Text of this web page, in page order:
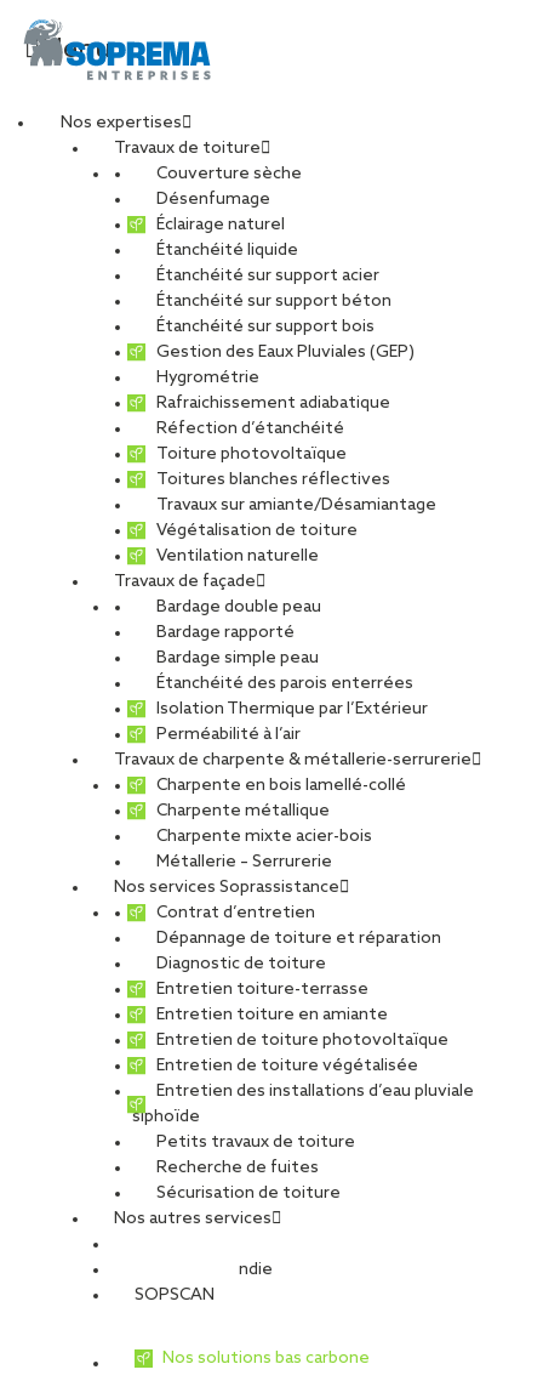
Menu
Nos expertises
Travaux de toiture
Couverture sèche
Désenfumage
Éclairage naturel
Étanchéité liquide
Étanchéité sur support acier
Étanchéité sur support béton
Étanchéité sur support bois
Gestion des Eaux Pluviales (GEP)
Hygrométrie
Rafraichissement adiabatique
Réfection d’étanchéité
Toiture photovoltaïque
Toitures blanches réflectives
Travaux sur amiante/Désamiantage
Végétalisation de toiture
Ventilation naturelle
Travaux de façade
Bardage double peau
Bardage rapporté
Bardage simple peau
Étanchéité des parois enterrées
Isolation Thermique par l’Extérieur
Perméabilité à l’air
Travaux de charpente & métallerie-serrurerie
Charpente en bois lamellé-collé
Charpente métallique
Charpente mixte acier-bois
Métallerie – Serrurerie
Nos services Soprassistance
Contrat d’entretien
Dépannage de toiture et réparation
Diagnostic de toiture
Entretien toiture-terrasse
Entretien toiture en amiante
Entretien de toiture photovoltaïque
Entretien de toiture végétalisée
Entretien des installations d’eau pluviale
siphoïde
Petits travaux de toiture
Recherche de fuites
Sécurisation de toiture
Nos autres services
Sécurité Incendie
SOPSCAN
Nos solutions bas carbone
PARTAGER